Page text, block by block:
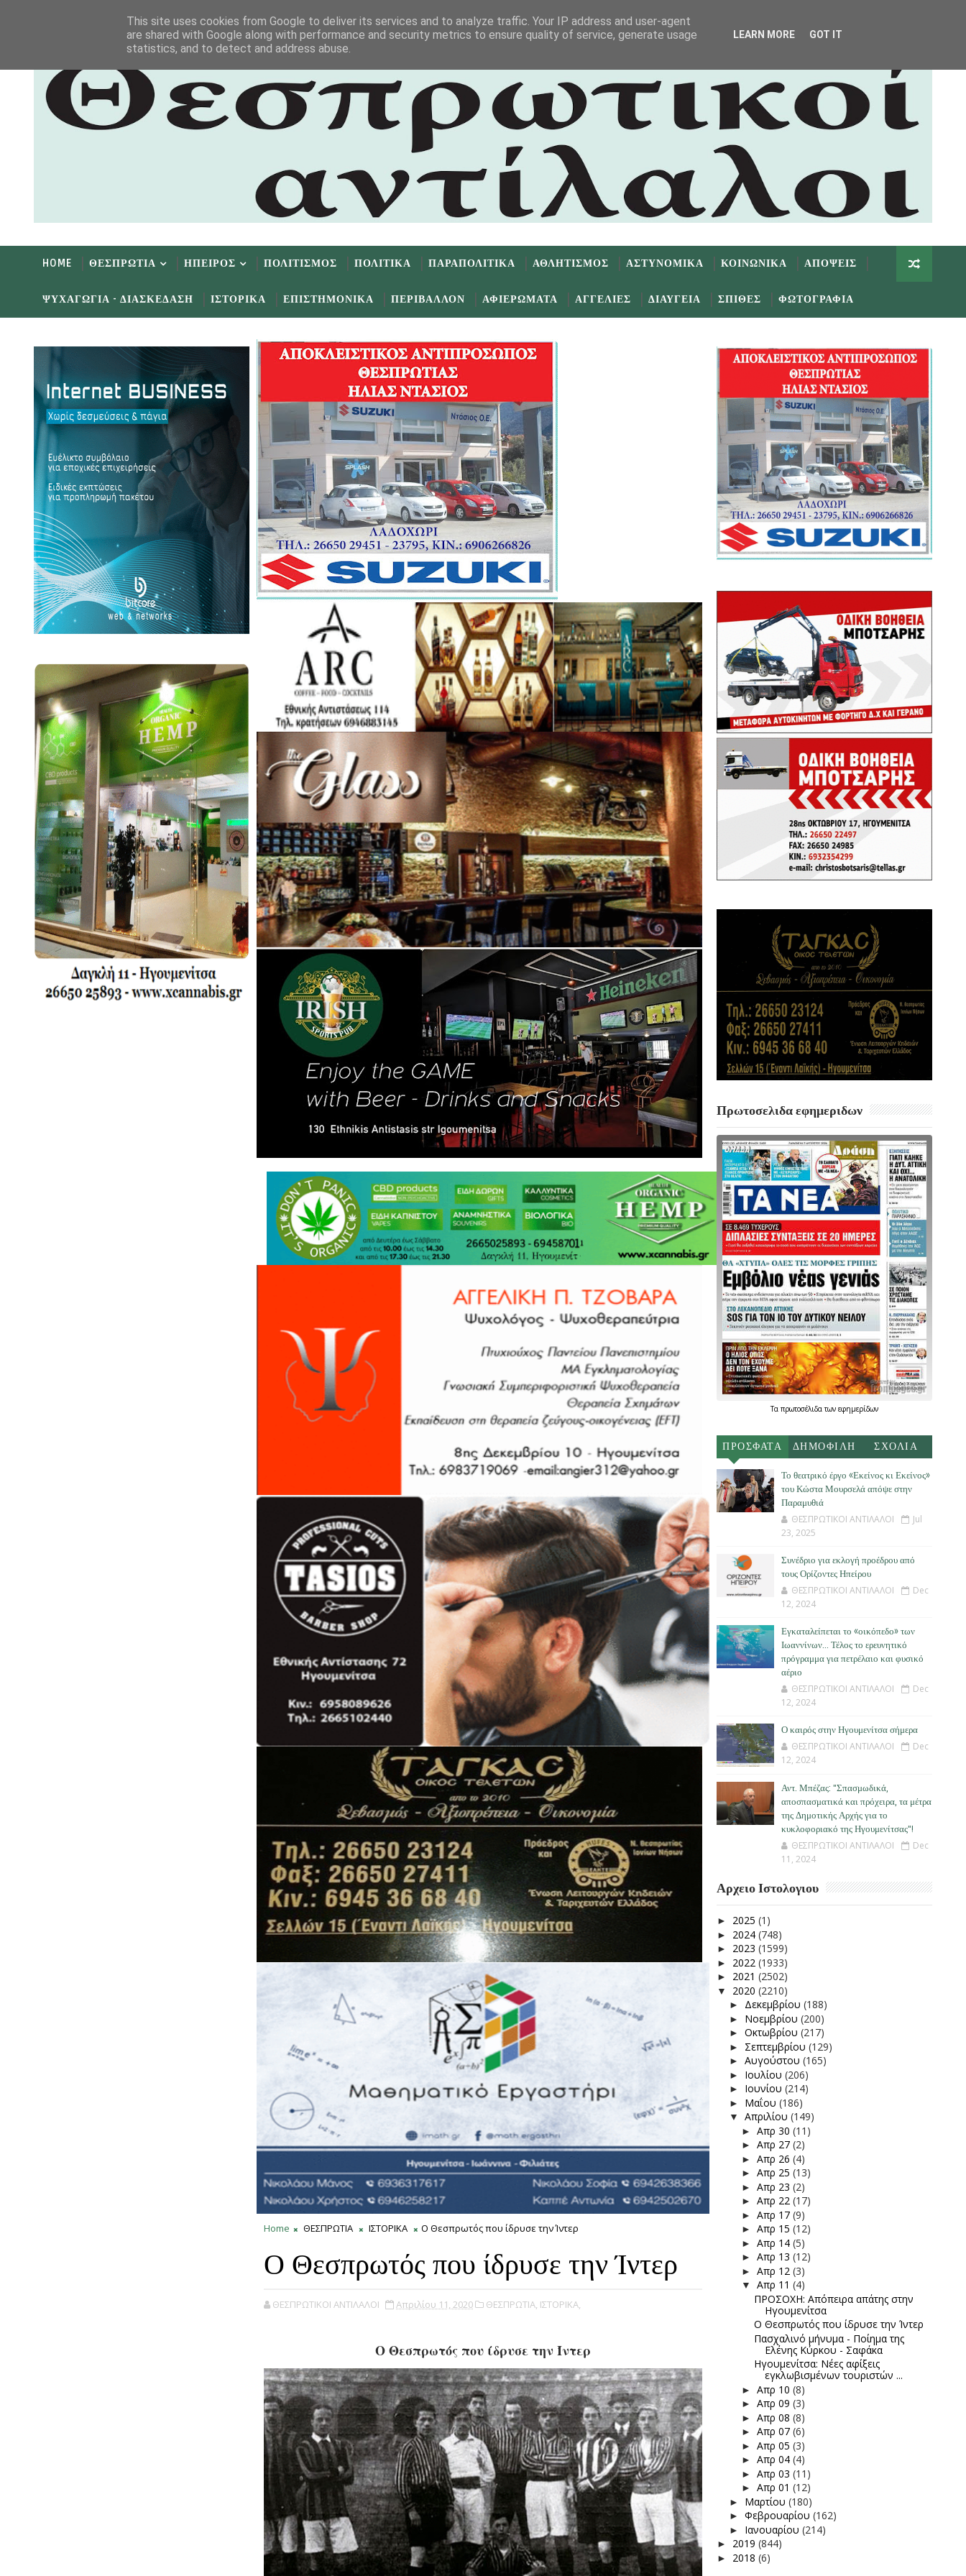
HOME ΘΕΣΠΡΩΤΙΑ ΗΠΕΙΡΟΣ ΠΟΛΙΤΙΣΜΟΣ ΠΟΛΙΤΙΚΑ ΠΑΡΑΠΟΛΙΤΙΚΑ ΑΘΛΗΤΙΣΜΟΣ ΑΣΤΥΝΟΜΙΚΑ ΚΟΙΝΩΝΙΚΑ ΑΠΟΨΕΙΣ
ΨΥΧΑΓΩΓΙΑ - ΔΙΑΣΚΕΔΑΣΗ ΙΣΤΟΡΙΚΑ ΕΠΙΣΤΗΜΟΝΙΚΑ ΠΕΡΙΒΑΛΛΟΝ ΑΦΙΕΡΩΜΑΤΑ ΑΓΓΕΛΙΕΣ ΔΙΑΥΓΕΙΑ ΣΠΙΘΕΣ ΦΩΤΟΓΡΑΦΙΑ
Home ΘΕΣΠΡΩΤΙΑ ΙΣΤΟΡΙΚΑ Ο Θεσπρωτός που ίδρυσε την Ίντερ
Ο Θεσπρωτός που ίδρυσε την Ίντερ
ΘΕΣΠΡΩΤΙΚΟΙ ΑΝΤΙΛΑΛΟΙ Απριλίου 11, 2020 ΘΕΣΠΡΩΤΙΑ, ΙΣΤΟΡΙΚΑ,
Ο Θεσπρωτός που ίδρυσε την Ίντερ
Πρωτοσελιδα εφημεριδων
Τα πρωτοσέλιδατων εφημερίδων
ΠΡΟΣΦΑΤΑ ΔΗΜΟΦΙΛΗ ΣΧΟΛΙΑ
Το θεατρικό έργο «Εκείνος κι Εκείνος»
του Κώστα Μουρσελά απόψε στην
Παραμυθιά
ΘΕΣΠΡΩΤΙΚΟΙ ΑΝΤΙΛΑΛΟΙ
Jul
23, 2025
Συνέδριο για εκλογή προέδρου από
τους Ορίζοντες Ηπείρου
ΘΕΣΠΡΩΤΙΚΟΙ ΑΝΤΙΛΑΛΟΙ
Dec
12, 2024
Εγκαταλείπεται το «οικόπεδο» των
Ιωαννίνων… Τέλος το ερευνητικό
πρόγραμμα για πετρέλαιο και φυσικό
αέριο
ΘΕΣΠΡΩΤΙΚΟΙ ΑΝΤΙΛΑΛΟΙ
Dec
12, 2024
Ο καιρός στην Ηγουμενίτσα σήμερα
ΘΕΣΠΡΩΤΙΚΟΙ ΑΝΤΙΛΑΛΟΙ
Dec
12, 2024
Αντ. Μπέζας: "Σπασμωδικά,
αποσπασματικά και πρόχειρα, τα μέτρα
της Δημοτικής Αρχής για το
κυκλοφοριακό της Ηγουμενίτσας"!
ΘΕΣΠΡΩΤΙΚΟΙ ΑΝΤΙΛΑΛΟΙ
Dec
11, 2024
Αρχειο Ιστολογιου
► 2025 (1)
► 2024 (748)
► 2023 (1599)
► 2022 (1933)
► 2021 (2502)
▼ 2020 (2210)
► Δεκεμβρίου (188)
► Νοεμβρίου (200)
► Οκτωβρίου (217)
► Σεπτεμβρίου (129)
► Αυγούστου (165)
► Ιουλίου (206)
► Ιουνίου (214)
► Μαΐου (186)
▼ Απριλίου (149)
► Απρ 30 (11)
► Απρ 27 (2)
► Απρ 26 (4)
► Απρ 25 (13)
► Απρ 23 (2)
► Απρ 22 (17)
► Απρ 17 (9)
► Απρ 15 (12)
► Απρ 14 (5)
► Απρ 13 (12)
► Απρ 12 (3)
▼ Απρ 11 (4)
ΠΡΟΣΟΧΗ: Απόπειρα απάτης στην
Ηγουμενίτσα
Ο Θεσπρωτός που ίδρυσε την Ίντερ
Πασχαλινό μήνυμα - Ποίημα της
Ελένης Κύρκου - Σαφάκα
Ηγουμενίτσα: Νέες αφίξεις
εγκλωβισμένων τουριστών ...
► Απρ 10 (8)
► Απρ 09 (3)
► Απρ 08 (8)
► Απρ 07 (6)
► Απρ 05 (3)
► Απρ 04 (4)
► Απρ 03 (11)
► Απρ 01 (12)
► Μαρτίου (180)
► Φεβρουαρίου (162)
► Ιανουαρίου (214)
► 2019 (844)
► 2018 (6)
This site uses cookies from Google to deliver its services and to analyze traffic. Your IP address and user-agent
are shared with Google along with performance and security metrics to ensure quality of service, generate usage
statistics, and to detect and address abuse.
LEARN MORE GOT IT